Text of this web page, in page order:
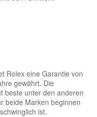
Rolex eine Garantie von
gewährt. Die
beste unter den anderen
beide Marken beginnen
ist.